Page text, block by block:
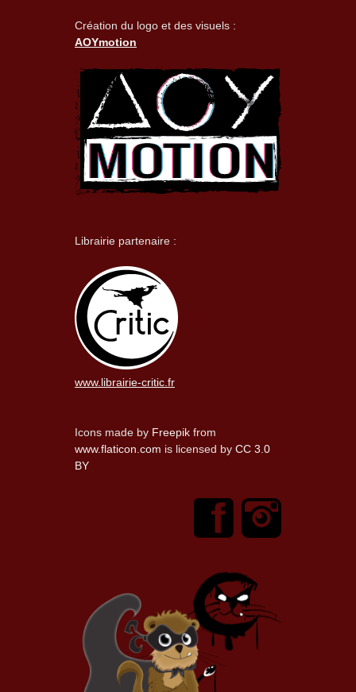
Création du logo et des visuels :
AOYmotion
Librairie partenaire :
www.librairie-critic.fr
Icons made by Freepik from
www.flaticon.com is licensed by CC 3.0
BY